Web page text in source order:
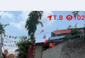
T.B 102